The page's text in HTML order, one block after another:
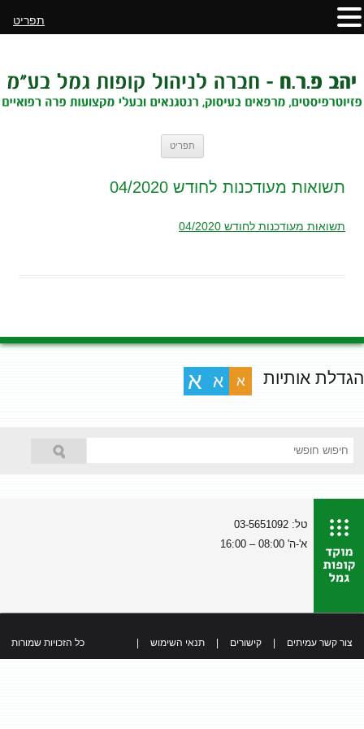
תפריט
תשואות מעודכנות לחודש 04/2020
תשואות מעודכנות לחודש 04/2020
הגדלת אותיות א א א
טל: 03-5651092
א'-ה' 08:00 – 16:00
צור קשר עמיתים קישורים תנאי השימוש כל הזכויות שמורות
תפריט